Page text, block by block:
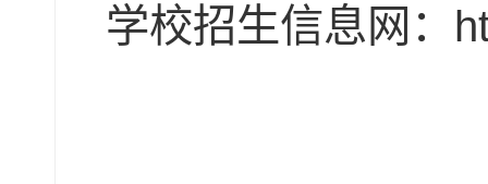
学校招生信息网：